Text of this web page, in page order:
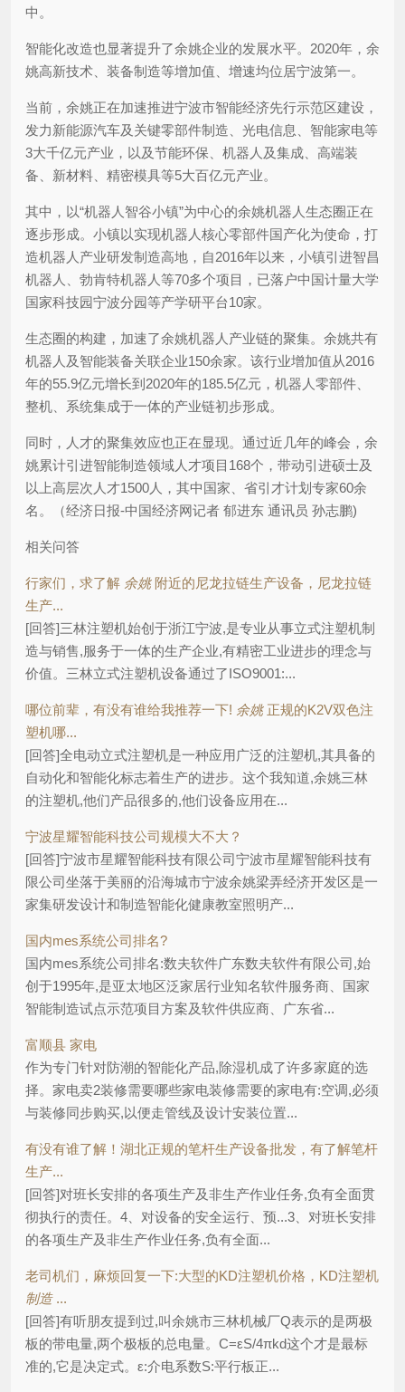
中。
智能化改造也显著提升了余姚企业的发展水平。2020年，余
姚高新技术、装备制造等增加值、增速均位居宁波第一。
当前，余姚正在加速推进宁波市智能经济先行示范区建设，
发力新能源汽车及关键零部件制造、光电信息、智能家电等
3大千亿元产业，以及节能环保、机器人及集成、高端装
备、新材料、精密模具等5大百亿元产业。
其中，以“机器人智谷小镇”为中心的余姚机器人生态圈正在
逐步形成。小镇以实现机器人核心零部件国产化为使命，打
造机器人产业研发制造高地，自2016年以来，小镇引进智昌
机器人、勃肯特机器人等70多个项目，已落户中国计量大学
国家科技园宁波分园等产学研平台10家。
生态圈的构建，加速了余姚机器人产业链的聚集。余姚共有
机器人及智能装备关联企业150余家。该行业增加值从2016
年的55.9亿元增长到2020年的185.5亿元，机器人零部件、
整机、系统集成于一体的产业链初步形成。
同时，人才的聚集效应也正在显现。通过近几年的峰会，余
姚累计引进智能制造领域人才项目168个，带动引进硕士及
以上高层次人才1500人，其中国家、省引才计划专家60余
名。（经济日报-中国经济网记者 郁进东 通讯员 孙志鹏)
相关问答
行家们，求了解 余姚 附近的尼龙拉链生产设备，尼龙拉链
生产...
[回答]三林注塑机始创于浙江宁波,是专业从事立式注塑机制
造与销售,服务于一体的生产企业,有精密工业进步的理念与
价值。三林立式注塑机设备通过了ISO9001:...
哪位前辈，有没有谁给我推荐一下! 余姚 正规的K2V双色注
塑机哪...
[回答]全电动立式注塑机是一种应用广泛的注塑机,其具备的
自动化和智能化标志着生产的进步。这个我知道,余姚三林
的注塑机,他们产品很多的,他们设备应用在...
宁波星耀智能科技公司规模大不大？
[回答]宁波市星耀智能科技有限公司宁波市星耀智能科技有
限公司坐落于美丽的沿海城市宁波余姚梁弄经济开发区是一
家集研发设计和制造智能化健康教室照明产...
国内mes系统公司排名?
国内mes系统公司排名:数夫软件广东数夫软件有限公司,始
创于1995年,是亚太地区泛家居行业知名软件服务商、国家
智能制造试点示范项目方案及软件供应商、广东省...
富顺县 家电
作为专门针对防潮的智能化产品,除湿机成了许多家庭的选
择。家电卖2装修需要哪些家电装修需要的家电有:空调,必须
与装修同步购买,以便走管线及设计安装位置...
有没有谁了解！湖北正规的笔杆生产设备批发，有了解笔杆
生产...
[回答]对班长安排的各项生产及非生产作业任务,负有全面贯
彻执行的责任。4、对设备的安全运行、预...3、对班长安排
的各项生产及非生产作业任务,负有全面...
老司机们，麻烦回复一下:大型的KD注塑机价格，KD注塑机
制造 ...
[回答]有听朋友提到过,叫余姚市三林机械厂Q表示的是两极
板的带电量,两个极板的总电量。C=εS/4πkd这个才是最标
准的,它是决定式。ε:介电系数S:平行板正...